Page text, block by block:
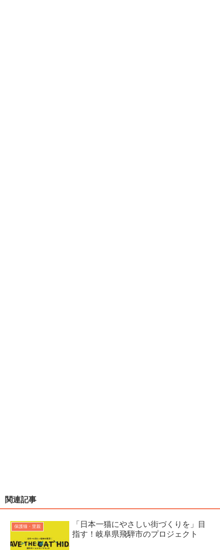
関連記事
保護猫・里親
「日本一猫にやさしい街づくりを」目
指す！岐阜県飛騨市のプロジェクト